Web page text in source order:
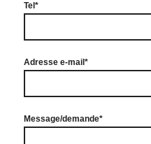
Tel*
Adresse e-mail*
Message/demande*